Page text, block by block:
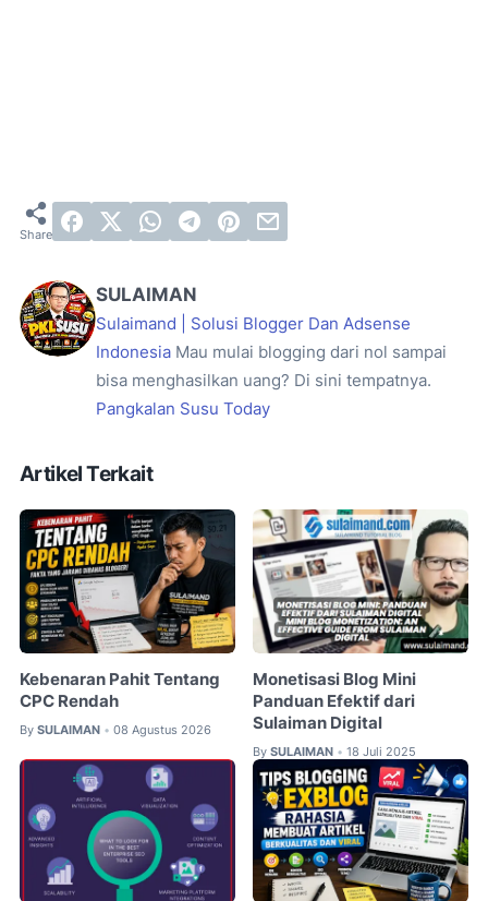
SULAIMAN
Sulaimand | Solusi Blogger Dan Adsense
Indonesia Mau mulai blogging dari nol sampai
bisa menghasilkan uang? Di sini tempatnya.
Pangkalan Susu Today
Artikel Terkait
Kebenaran Pahit Tentang
CPC Rendah
By SULAIMAN • 08 Agustus 2026
Monetisasi Blog Mini
Panduan Efektif dari
Sulaiman Digital
By SULAIMAN • 18 Juli 2025